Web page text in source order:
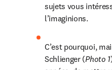
sujets vous
l’imaginions.
C’est pourquoi,
Schlienger (Photo 1